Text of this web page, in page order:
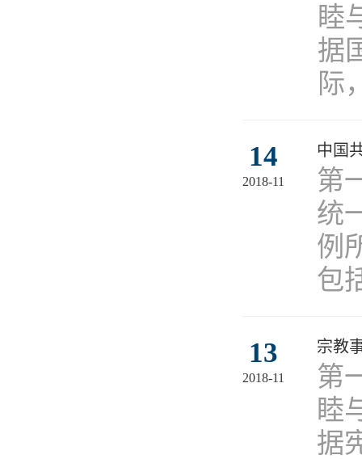
睦
据
际
14
2018-11
中国
第
统
例
包
13
2018-11
宗教
第
睦
据